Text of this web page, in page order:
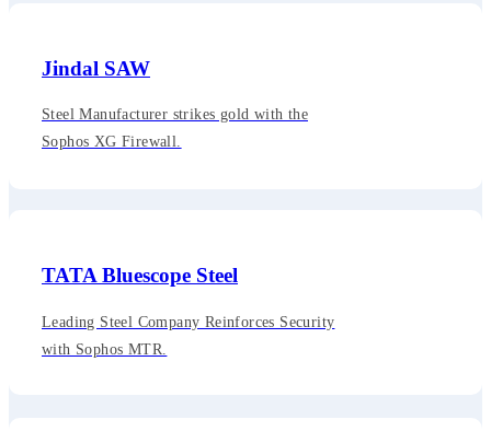
Jindal SAW
Steel Manufacturer strikes gold with the
Sophos XG Firewall.
TATA Bluescope Steel
Leading Steel Company Reinforces Security
with Sophos MTR.